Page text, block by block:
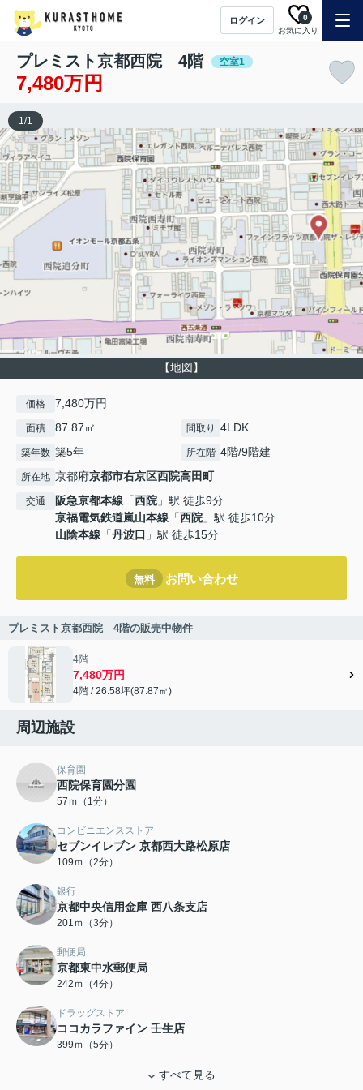
ログイン
お気に入り
0
プレミスト京都西院 4階 空室1
7,480万円
【地図】
1/1
価格 7,480万円
面積 87.87㎡ 間取り 4LDK
築年数 築5年 所在階 4階/9階建
所在地 京都府京都市右京区西院高田町
交通 阪急京都本線 「西院 」駅 徒歩9分
京福電気鉄道嵐山本線 「西院 」駅 徒歩10分
山陰本線 「丹波口 」駅 徒歩15分
無料 お問い合わせ
プレミスト京都西院 4階の販売中物件
4階
7,480万円
4階 / 26.58坪(87.87㎡)
周辺施設
保育園
西院保育園分園
57ｍ（1分）
コンビニエンスストア
セブンイレブン 京都西大路松原店
109ｍ（2分）
銀行
京都中央信用金庫 西八条支店
201ｍ（3分）
郵便局
京都東中水郵便局
242ｍ（4分）
ドラッグストア
ココカラファイン 壬生店
399ｍ（5分）
すべて見る